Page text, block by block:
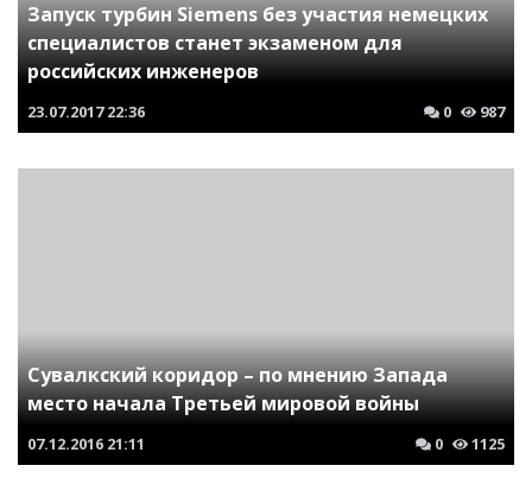
Запуск турбин Siemens без участия немецких
специалистов станет экзаменом для
российских инженеров
23.07.2017 22:36 0 987
Сувалкский коридор – по мнению Запада
место начала Третьей мировой войны
07.12.2016 21:11 0 1125